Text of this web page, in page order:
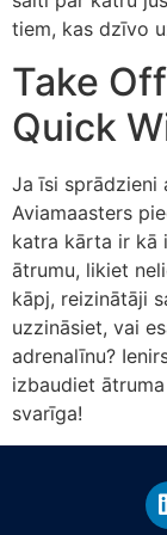
tiem, kas dzīvo
Take
Quick
Ja īsi sprādzieni
Aviamaasters
katra kārta ir kā
ātrumu, likiet
kāpj, reizinātāji
uzzināsiet, vai
adrenalīnu?
izbaudiet
svarīga!